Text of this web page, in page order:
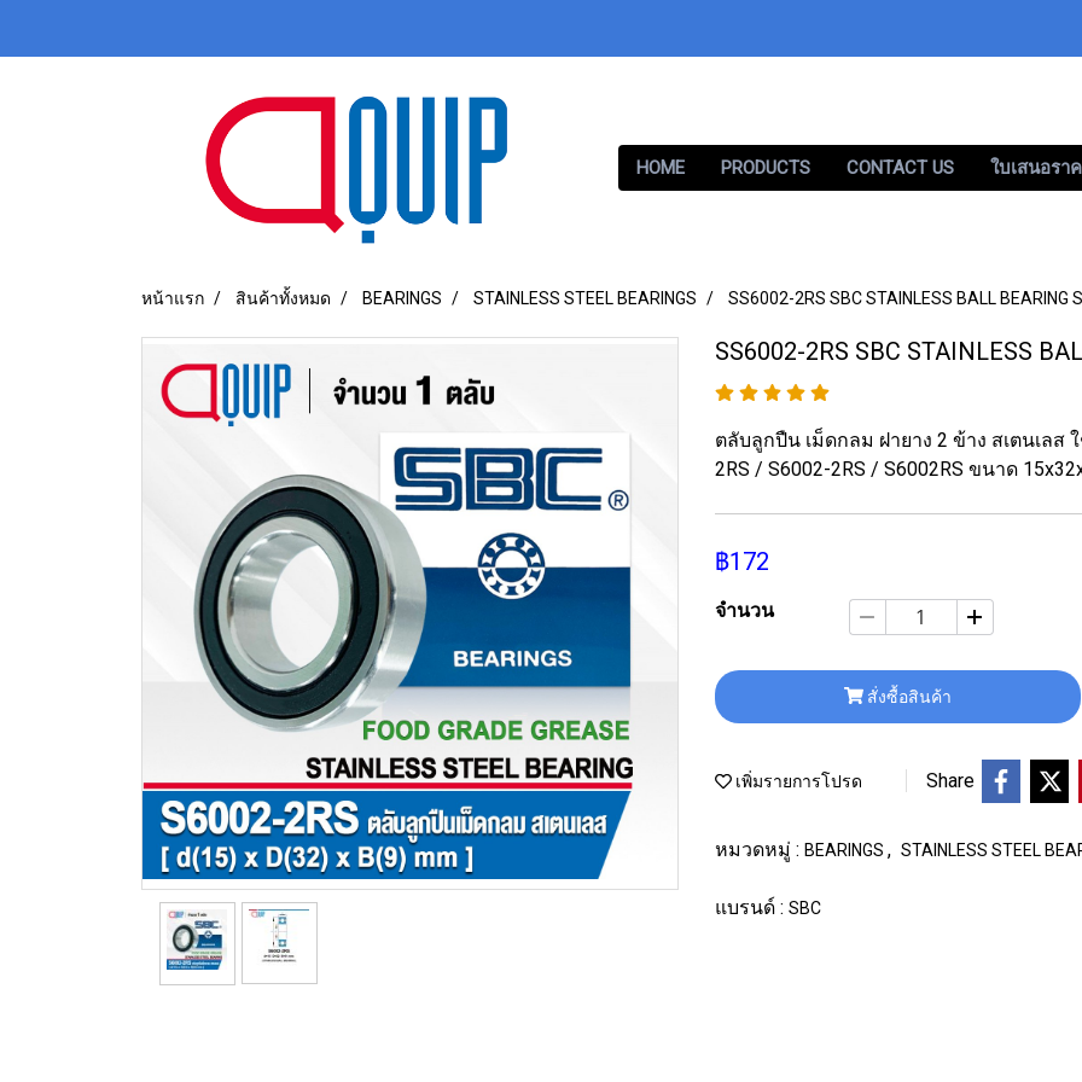
HOME PRODUCTS CONTACT US ใบเสนอรา
หน้าแรก สินค้าทั้งหมด BEARINGS STAINLESS STEEL BEARINGS SS6002-2RS SBC STAINLESS BALL BEARING
SS6002-2RS SBC STAINLESS
ตลับลูกปืน เม็ดกลม ฝายาง 2 ข้าง สเตนเลส
2RS / S6002-2RS / S6002RS ขนาด
฿172
จำนวน
สั่งซื้อสินค้า
เพิ่มรายการโปรด Share
หมวดหมู่ : BEARINGS , STAINLESS STEEL
แบรนด์ : SBC